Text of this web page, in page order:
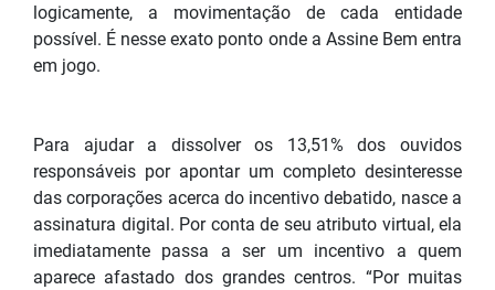
logicamente, a movimentação de cada entidade
possível. É nesse exato ponto onde a Assine Bem entra
em jogo.
Para ajudar a dissolver os 13,51% dos ouvidos
responsáveis por apontar um completo desinteresse
das corporações acerca do incentivo debatido, nasce a
assinatura digital. Por conta de seu atributo virtual, ela
imediatamente passa a ser um incentivo a quem
aparece afastado dos grandes centros. “Por muitas